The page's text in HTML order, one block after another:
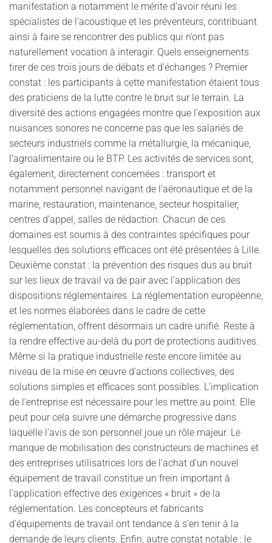
manifestation a notamment le mérite d’avoir réuni les
spécialistes de l’acoustique et les préventeurs, contribuant
ainsi à faire se rencontrer des publics qui n’ont pas
naturellement vocation à interagir. Quels enseignements
tirer de ces trois jours de débats et d'échanges ? Premier
constat : les participants à cette manifestation étaient tous
des praticiens de la lutte contre le bruit sur le terrain. La
diversité des actions engagées montre que l’exposition aux
nuisances sonores ne concerne pas que les salariés de
secteurs industriels comme la métallurgie, la mécanique,
l’agroalimentaire ou le BTP. Les activités de services sont,
également, directement concernées : transport et
notamment personnel navigant de l’aéronautique et de la
marine, restauration, maintenance, secteur hospitalier,
centres d’appel, salles de rédaction. Chacun de ces
domaines est soumis à des contraintes spécifiques pour
lesquelles des solutions efficaces ont été présentées à Lille.
Deuxième constat : la prévention des risques dus au bruit
sur les lieux de travail va de pair avec l’application des
dispositions réglementaires. La réglementation européenne,
et les normes élaborées dans le cadre de cette
réglementation, offrent désormais un cadre unifié. Reste à
la rendre effective au-delà du port de protections auditives.
Même si la pratique industrielle reste encore limitée au
niveau de la mise en œuvre d’actions collectives, des
solutions simples et efficaces sont possibles. L’implication
de l’entreprise est nécessaire pour les mettre au point. Elle
peut pour cela suivre une démarche progressive dans
laquelle l’avis de son personnel joue un rôle majeur. Le
manque de mobilisation des constructeurs de machines et
des entreprises utilisatrices lors de l’achat d’un nouvel
équipement de travail constitue un frein important à
l’application effective des exigences « bruit » de la
réglementation. Les concepteurs et fabricants
d’équipements de travail ont tendance à s’en tenir à la
demande de leurs clients. Enfin, autre constat notable : le